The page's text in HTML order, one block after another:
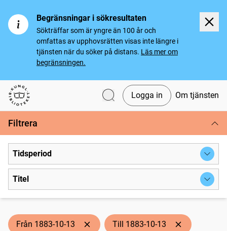
Begränsningar i sökresultaten
Sökträffar som är yngre än 100 år och
omfattas av upphovsrätten visas inte längre i
tjänsten när du söker på distans. Läs mer om
begränsningen.
Svenska tidningar
Logga in Om tjänsten
Filtrera
Tidsperiod
Titel
Från 1883-10-13 Till 1883-10-13